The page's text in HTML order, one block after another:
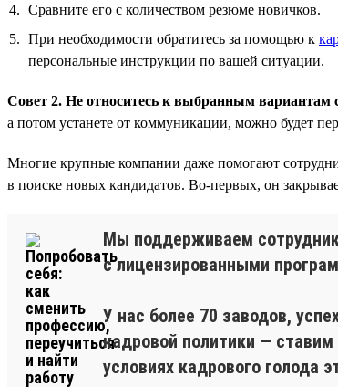
Сравните его с количеством резюме новичков.
При необходимости обратитесь за помощью к
персональные инструкции по вашей ситуации.
Совет 2. Не относитесь к выбранным вариантам
а потом устанете от коммуникации, можно будет
Многие крупные компании даже помогают
в поиске новых кандидатов. Во-первых, он
Мы поддерживаем
с лицензированными
У нас более 70 заводов,
кадровой политики —
условиях кадрового голода